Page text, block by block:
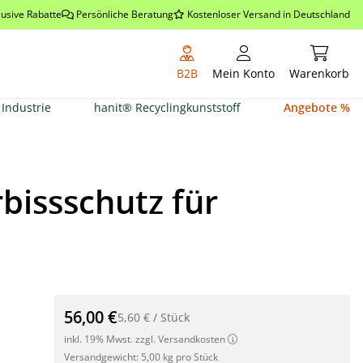
Rabatte Persönliche Beratung Kostenloser Versand in Deutschland
B2B Mein Konto Warenkorb
Industrie hanit® Recyclingkunststoff Angebote %
für
TUBEX Ventex Clear 1,2m, Wuchshülle und
56,00 €5,60 € / Stück
inkl. 19% Mwst. zzgl. Versandkosten
Versandgewicht: 5,00 kg pro Stück